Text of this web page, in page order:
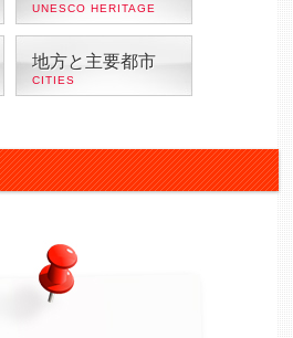
UNESCO HERITAGE
地方と主要都市
CITIES